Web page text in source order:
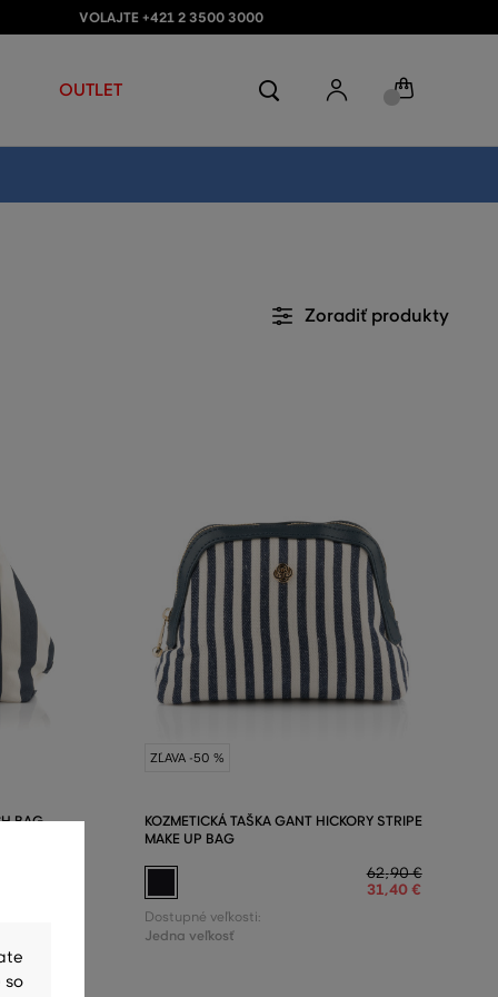
VOLAJTE +421 2 3500 3000
OUTLET
Zoradiť produkty
BAG
ZĽAVA -50 %
KOZMETICKÁ TAŠKA GANT HICKORY STRIPE
MAKE UP BAG
62,90 €
31,40 €
Dostupné veľkosti:
Jedna veľkosť
so